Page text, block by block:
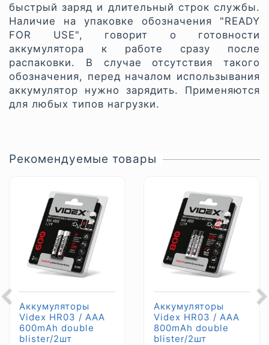
быстрый заряд и длительный строк службы.
Наличие на упаковке обозначения "READY
FOR USЕ", говорит о готовности
аккумулятора к работе сразу после
распаковки. В случае отсутствия такого
обозначения, перед началом использывания
аккумулятор нужно зарядить. Применяются
для любых типов нагрузки.
Рекомендуемые товары
Аккумуляторы
Videx HR03 / AAA
600mAh double
blister/2шт
Аккумуляторы
Videx HR03 / AAA
800mAh double
blister/2шт